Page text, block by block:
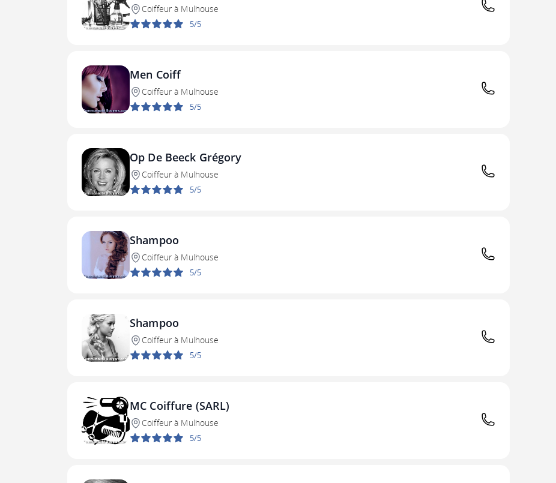
Coiffeur à Mulhouse
5/5
Men Coiff
Coiffeur à Mulhouse
5/5
Op De Beeck Grégory
Coiffeur à Mulhouse
5/5
Shampoo
Coiffeur à Mulhouse
5/5
Shampoo
Coiffeur à Mulhouse
5/5
MC Coiffure (SARL)
Coiffeur à Mulhouse
5/5